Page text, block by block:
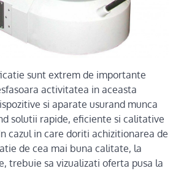
sunt extrem de importante
activitatea in aceasta
si aparate usurand munca
solutii rapide, eficiente si calitative
cazul in care doriti achizitionarea de
de cea mai buna calitate, la
trebuie sa vizualizati oferta pusa la